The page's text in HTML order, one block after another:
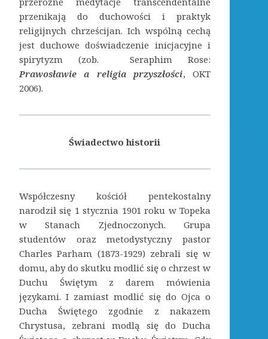
przenikają do duchowości i praktyk
religijnych chrześcijan. Ich wspólną cechą
jest duchowe doświadczenie inicjacyjne i
spirytyzm (zob. Seraphim Rose:
Prawosławie a religia przyszłości, OKT
2006).
Świadectwo historii
Współczesny kościół pentekostalny
narodził się 1 stycznia 1901 roku w Topeka
w Stanach Zjednoczonych. Grupa
studentów oraz metodystyczny pastor
Charles Parham (1873-1929) zebrali się w
domu, aby do skutku modlić się o chrzest w
Duchu Świętym z darem mówienia
językami. I zamiast modlić się do Ojca o
Ducha Świętego zgodnie z nakazem
Chrystusa, zebrani modlą się do Ducha